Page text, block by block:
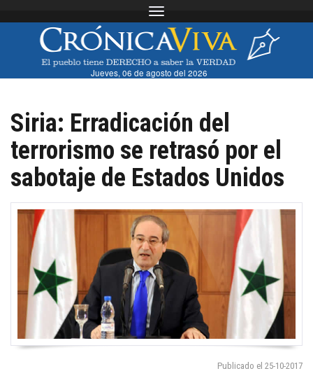
Toggle navigation
Jueves, 06 de agosto del 2026
Siria: Erradicación del
terrorismo se retrasó por el
sabotaje de Estados Unidos
Publicado el 25-10-2017